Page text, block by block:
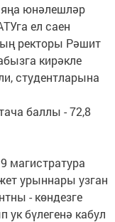
юнәлешләр
ел саен
ректоры Рәшит
кирәкле
студентларына
баллы - 72,8
магистратура
урыннары узган
- көндезге
ук бүлегенә кабул